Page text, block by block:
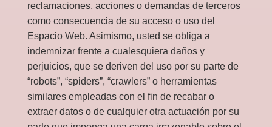
reclamaciones, acciones o demandas de terceros
como consecuencia de su acceso o uso del
Espacio Web. Asimismo, usted se obliga a
indemnizar frente a cualesquiera daños y
perjuicios, que se deriven del uso por su parte de
“robots”, “spiders”, “crawlers” o herramientas
similares empleadas con el fin de recabar o
extraer datos o de cualquier otra actuación por su